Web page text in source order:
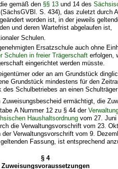
gemäß den §§ 13und 14 des
S. 434), das zuletzt durch
worden ist, in der jeweils
und deren Wartefrist abgelaufen ist,
Schulen.
Ersatzschule auch ohne
Schulen in freier Trägerschaft erfolgen,
eingerichtet werden müsste.
oder an am Grundstück
Grundstück mindestens für den
Schulbetriebes an einen
ermächtigt, die
A Nummer 12 zu § 44 der
Haushaltsordnung vom 27. Juni
die Verwaltungsvorschrift vom 23.
Verwaltungsvorschrift vom 9.
Fassung, ist entsprechend
§ 4
Zuweisungsvoraussetzungen